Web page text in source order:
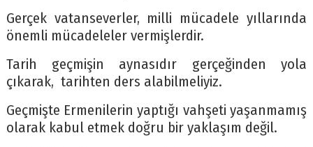
Gerçek vatanseverler, milli mücadele yıllarında
önemli mücadeleler vermişlerdir.
Tarih geçmişin aynasıdır gerçeğinden yola
çıkarak, tarihten ders alabilmeliyiz.
Geçmişte Ermenilerin yaptığı vahşeti yaşanmamış
olarak kabul etmek doğru bir yaklaşım değil.